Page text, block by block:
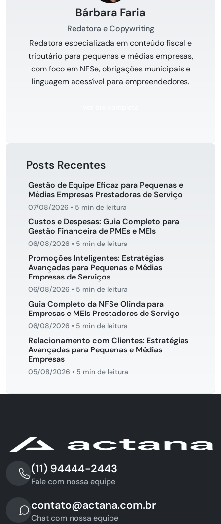
Bárbara Faria
Redatora e Copywriting
Redatora especializada em conteúdo fiscal e
tributário para pequenas e médias empresas,
com foco em NFSe, obrigações municipais e
linguagem acessível para empreendedores.
Posts Recentes
Gestão de Equipe Eficaz para Pequenas e
Médias Empresas Prestadoras de Serviço
07/08/2026 • 5 min de leitura
Custos e Despesas: Guia Completo para
Gestão Financeira de PMEs e MEIs
06/08/2026 • 5 min de leitura
Promoções Inteligentes: Estratégias
Avançadas para Pequenas e Médias
Empresas de Serviços
06/08/2026 • 5 min de leitura
Guia Completo da NFSe Olinda para
Empresas e MEIs Prestadores de Serviço
06/08/2026 • 5 min de leitura
Relacionamento com Clientes: Estratégias
Avançadas para Pequenas e Médias
Empresas
05/08/2026 • 5 min de leitura
(11) 94444-2443
Fale com nossa equipe
contato@actana.com.br
Chat com nossa equipe